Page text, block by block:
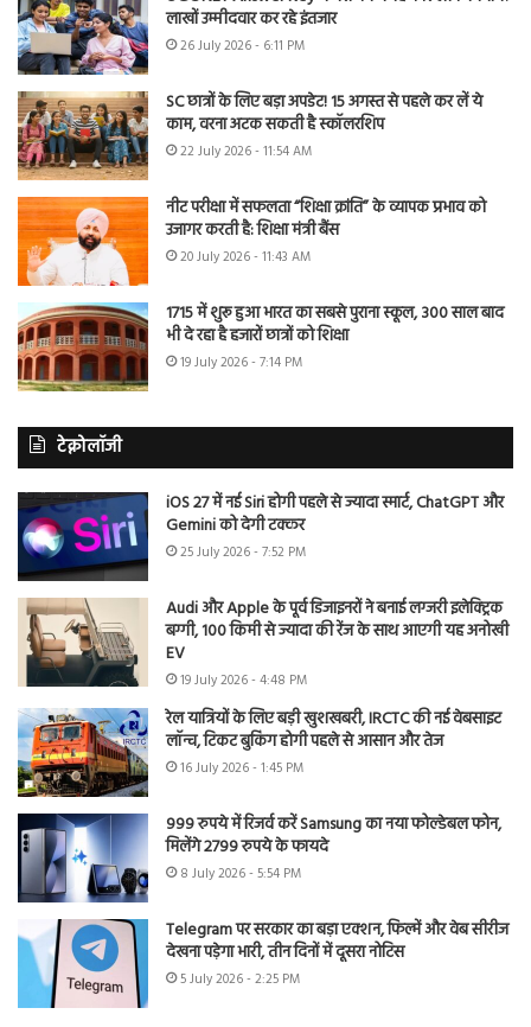
लाखों उम्मीदवार कर रहे इंतजार
26 July 2026 - 6:11 PM
SC छात्रों के लिए बड़ा अपडेट! 15 अगस्त से पहले कर लें ये
काम, वरना अटक सकती है स्कॉलरशिप
22 July 2026 - 11:54 AM
नीट परीक्षा में सफलता “शिक्षा क्रांति” के व्यापक प्रभाव को
उजागर करती है: शिक्षा मंत्री बैंस
20 July 2026 - 11:43 AM
1715 में शुरू हुआ भारत का सबसे पुराना स्कूल, 300 साल बाद
भी दे रहा है हजारों छात्रों को शिक्षा
19 July 2026 - 7:14 PM
टेक्नोलॉजी
iOS 27 में नई Siri होगी पहले से ज्यादा स्मार्ट, ChatGPT और
Gemini को देगी टक्कर
25 July 2026 - 7:52 PM
Audi और Apple के पूर्व डिजाइनरों ने बनाई लग्जरी इलेक्ट्रिक
बग्गी, 100 किमी से ज्यादा की रेंज के साथ आएगी यह अनोखी
EV
19 July 2026 - 4:48 PM
रेल यात्रियों के लिए बड़ी खुशखबरी, IRCTC की नई वेबसाइट
लॉन्च, टिकट बुकिंग होगी पहले से आसान और तेज
16 July 2026 - 1:45 PM
999 रुपये में रिजर्व करें Samsung का नया फोल्डेबल फोन,
मिलेंगे 2799 रुपये के फायदे
8 July 2026 - 5:54 PM
Telegram पर सरकार का बड़ा एक्शन, फिल्में और वेब सीरीज
देखना पड़ेगा भारी, तीन दिनों में दूसरा नोटिस
5 July 2026 - 2:25 PM